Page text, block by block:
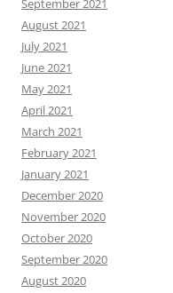
September 2021
August 2021
July 2021
June 2021
May 2021
April 2021
March 2021
February 2021
January 2021
December 2020
November 2020
October 2020
September 2020
August 2020